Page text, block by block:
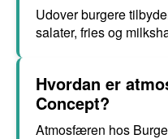
Udover burgere
salater, fries og
Hvordan er
Concept?
Atmosfæren hos